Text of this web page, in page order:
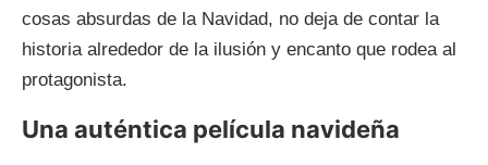
cosas absurdas de la Navidad, no deja de contar la
historia alrededor de la ilusión y encanto que rodea al
protagonista.
Una auténtica película navideña